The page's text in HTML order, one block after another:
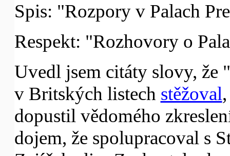
Spis: "Rozpory v Palach
Respekt: "Rozhovory o
Uvedl jsem citáty slovy, že
v Britských listech stěžoval
dopustil vědomého
dojem, že spolupracoval s